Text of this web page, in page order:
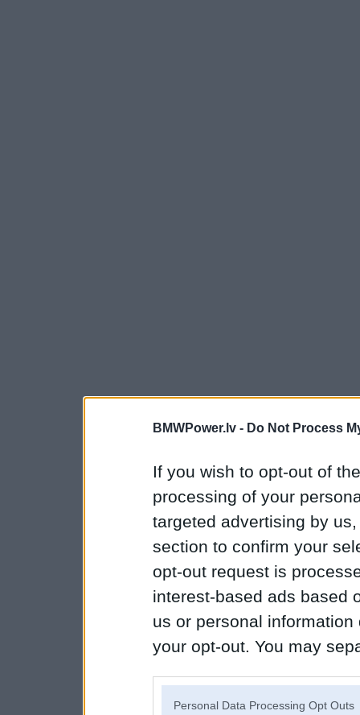
BMWPower.lv - Do Not Process
If you wish to opt-out of
processing of your
targeted advertising by
section to confirm your
opt-out request is
interest-based ads based
us or personal
your opt-out. You may
Personal Data Processing Opt Outs